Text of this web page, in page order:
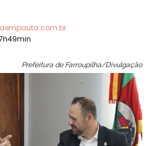
Prefeitura de Farroupilha/Divulgação